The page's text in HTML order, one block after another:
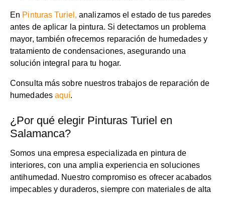
En Pinturas Turiel, analizamos el estado de tus paredes
antes de aplicar la pintura. Si detectamos un problema
mayor, también ofrecemos reparación de humedades y
tratamiento de condensaciones, asegurando una
solución integral para tu hogar.
Consulta más sobre nuestros trabajos de reparación de
humedades aquí.
¿Por qué elegir Pinturas Turiel en
Salamanca?
Somos una empresa especializada en pintura de
interiores, con una amplia experiencia en soluciones
antihumedad. Nuestro compromiso es ofrecer acabados
impecables y duraderos, siempre con materiales de alta